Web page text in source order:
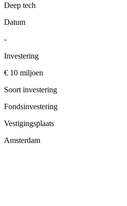
Deep tech
Datum
-
Investering
€ 10 miljoen
Soort investering
Fondsinvestering
Vestigingsplaats
Amsterdam